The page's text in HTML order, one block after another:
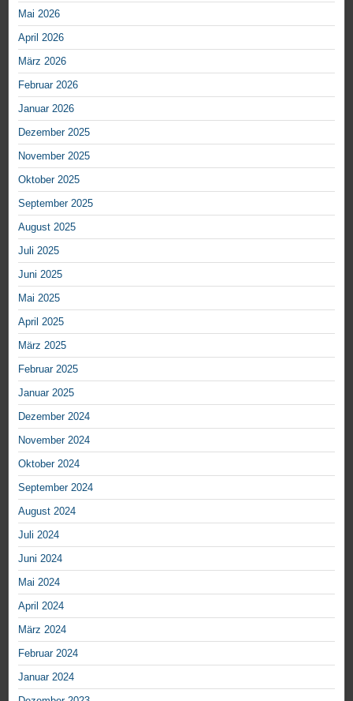
Mai 2026
April 2026
März 2026
Februar 2026
Januar 2026
Dezember 2025
November 2025
Oktober 2025
September 2025
August 2025
Juli 2025
Juni 2025
Mai 2025
April 2025
März 2025
Februar 2025
Januar 2025
Dezember 2024
November 2024
Oktober 2024
September 2024
August 2024
Juli 2024
Juni 2024
Mai 2024
April 2024
März 2024
Februar 2024
Januar 2024